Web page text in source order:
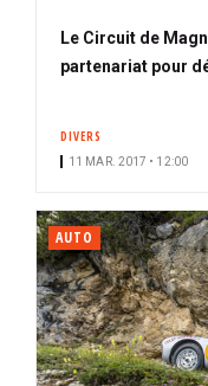
Le Circuit de
partenariat pour
DIVERS
11 MAR. 2017 • 12:00
AUTO